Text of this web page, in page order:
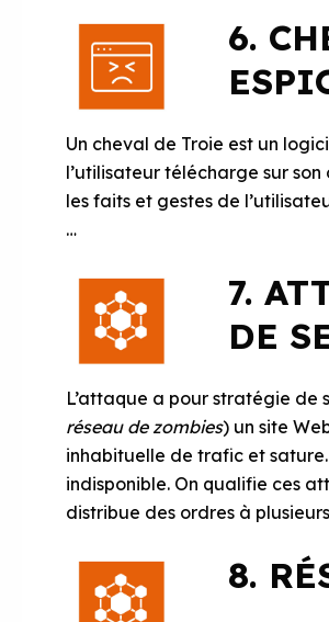
6.
Un cheval de Troie est un
l’utilisateur télécharge sur
les faits et gestes de
…
7.
DE
L’attaque a pour stratégie de
réseau de zombies) un site
inhabituelle de trafic et
indisponible. On qualifie ces
distribue des ordres à
8.